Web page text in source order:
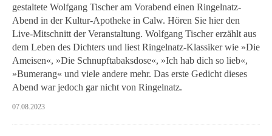
gestaltete Wolfgang Tischer am Vorabend einen Ringelnatz-
Abend in der Kultur-Apotheke in Calw. Hören Sie hier den
Live-Mitschnitt der Veranstaltung. Wolfgang Tischer erzählt aus
dem Leben des Dichters und liest Ringelnatz-Klassiker wie »Die
Ameisen«, »Die Schnupftabaksdose«, »Ich hab dich so lieb«,
»Bumerang« und viele andere mehr. Das erste Gedicht dieses
Abend war jedoch gar nicht von Ringelnatz.
07.08.2023